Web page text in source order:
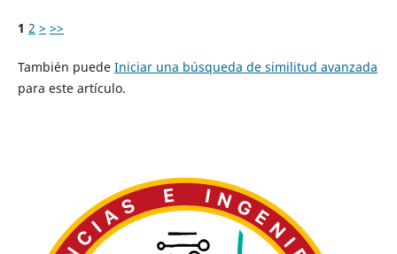
1 2 > >>
También puede Iniciar una búsqueda de similitud avanzada
para este artículo.